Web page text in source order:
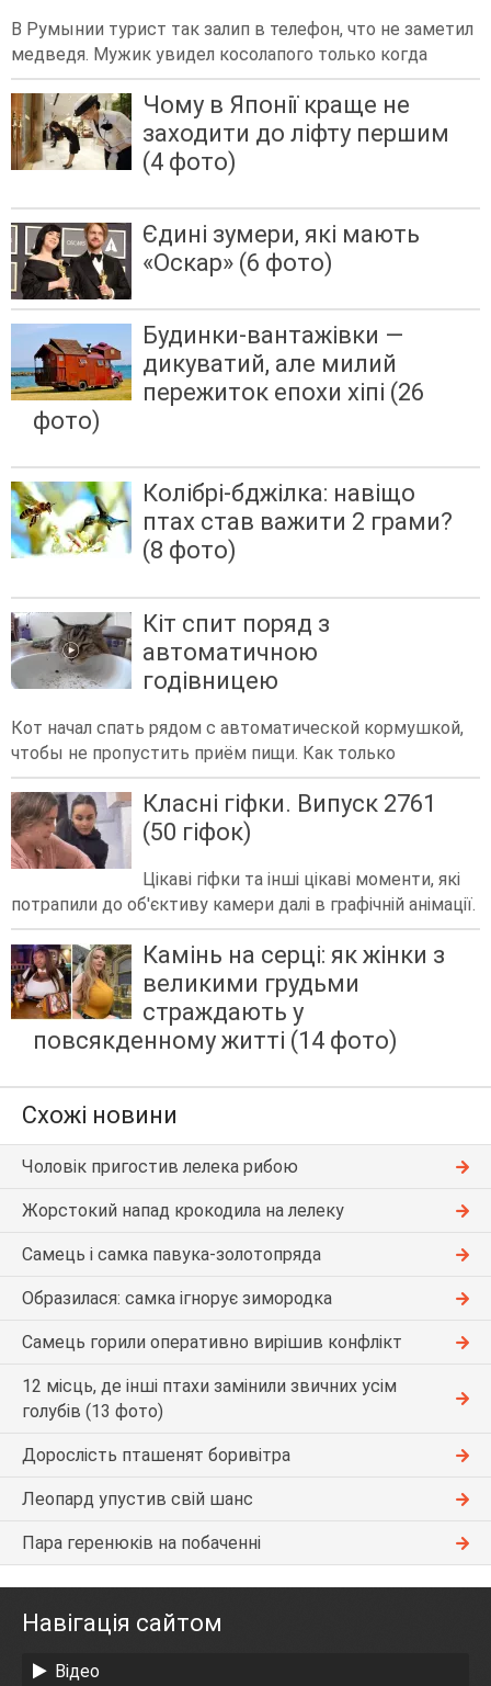
В Румынии турист так залип в телефон, что не заметил
медведя. Мужик увидел косолапого только когда
Чому в Японії краще не
заходити до ліфту першим
(4 фото)
Єдині зумери, які мають
«Оскар» (6 фото)
Будинки-вантажівки —
дикуватий, але милий
пережиток епохи хіпі (26
фото)
Колібрі-бджілка: навіщо
птах став важити 2 грами?
(8 фото)
Кіт спит поряд з
автоматичною
годівницею
Кот начал спать рядом с автоматической кормушкой,
чтобы не пропустить приём пищи. Как только
Класні гіфки. Випуск 2761
(50 гіфок)
Цікаві гіфки та інші цікаві моменти, які
потрапили до об'єктиву камери далі в графічній анімації.
Камінь на серці: як жінки з
великими грудьми
страждають у
повсякденному житті (14 фото)
Схожі новини
Чоловік пригостив лелека рибою
Жорстокий напад крокодила на лелеку
Самець і самка павука-золотопряда
Образилася: самка ігнорує зимородка
Самець горили оперативно вирішив конфлікт
12 місць, де інші птахи замінили звичних усім
голубів (13 фото)
Дорослість пташенят боривітра
Леопард упустив свій шанс
Пара геренюків на побаченні
Навігація сайтом
Відео